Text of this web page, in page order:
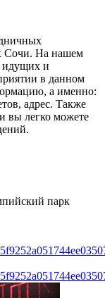
Сочи. На нашем
идущих и
в данном
а именно:
адрес. Также
вы легко можете
парк